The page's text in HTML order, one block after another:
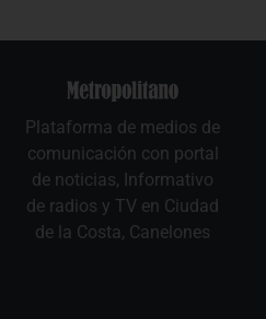
Plataforma de medios de
comunicación con portal
de noticias, Informativo
de radios y TV en Ciudad
de la Costa, Canelones